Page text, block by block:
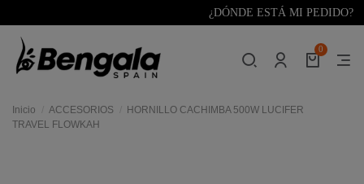
¿DÓNDE ESTÁ MI PEDIDO?
0
Inicio ACCESORIOS
HORNILLO CACHIMBA 500W LUCIFER
TRAVEL FLOWKAH